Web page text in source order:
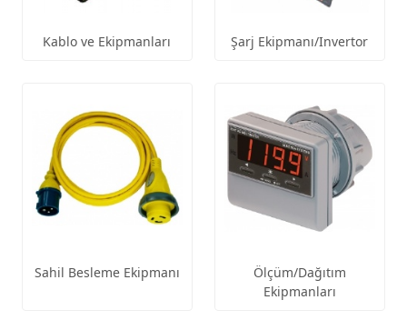
Kablo ve Ekipmanları Şarj Ekipmanı/Invertor
Sahil Besleme Ekipmanı
Ölçüm/Dağıtım
Ekipmanları